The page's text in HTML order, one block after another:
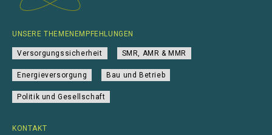
KONTAKT
UNSERE THEMENEMPFEHLUNGEN
Versorgungssicherheit SMR, AMR & MMR
Energieversorgung Bau und Betrieb
Politik und Gesellschaft